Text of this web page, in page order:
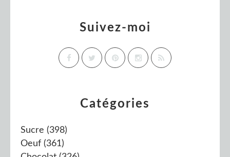
Catégories
Sucre (398)
Oeuf (361)
Suivez-moi